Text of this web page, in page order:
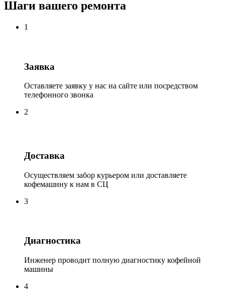
Шаги вашего ремонта
1
Заявка
Оставляете заявку у нас на сайте или посредством
телефонного звонка
2
Доставка
Осуществляем забор курьером или доставляете
кофемашину к нам в СЦ
3
Диагностика
Инженер проводит полную диагностику кофейной
машины
4